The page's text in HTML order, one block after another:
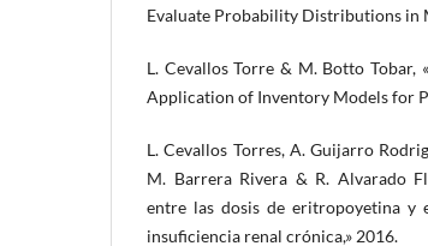
Evaluate Probability Distributions in
L. Cevallos Torre & M. Botto Tobar,
Application of Inventory Models for
L. Cevallos Torres, A. Guijarro
M. Barrera Rivera & R. Alvarado
entre las dosis de eritropoyetina y
insuficiencia renal crónica,» 2016.